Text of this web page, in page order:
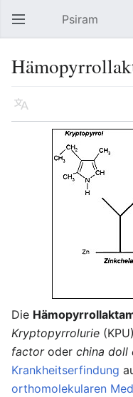
Hauptmenü öffnen Psiram
Sprache
Die
Kryptopyrrolurie
factoroder china doll
Krankheitserfindung
orthomolekularen